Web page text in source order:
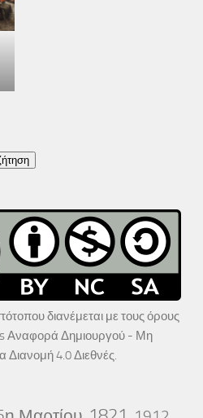
διανέμεται με τους όρους
Αναφορά Δημιουργού - Μη
4.0 Διεθνές.